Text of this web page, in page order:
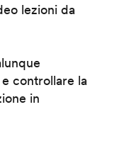
lezioni da
controllare la
in